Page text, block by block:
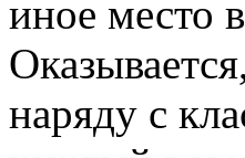
иное место
наряду с